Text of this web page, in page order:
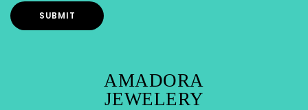
AMADORA
JEWELERY